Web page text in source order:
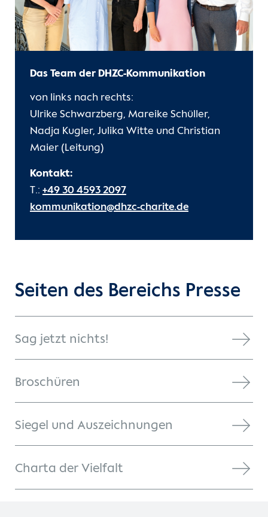
Das Team der DHZC-Kommunikation
von links nach rechts:
Ulrike Schwarzberg, Mareike Schüller,
Nadja Kugler, Julika Witte und Christian
Maier (Leitung)
Kontakt:
T.: +49 30 4593 2097
kommunikation@dhzc-charite.de
Seiten des Bereichs Presse
Sag jetzt nichts!
Broschüren
Siegel und Auszeichnungen
Charta der Vielfalt